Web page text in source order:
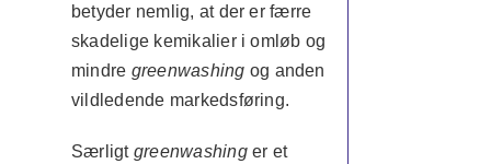
betyder nemlig, at der er færre
skadelige kemikalier i omløb og
mindre greenwashing og anden
vildledende markedsføring.
Særligt greenwashinger et